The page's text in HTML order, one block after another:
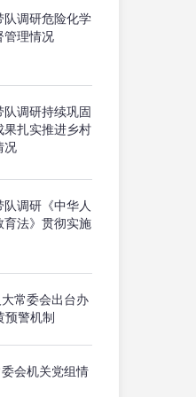
队调研危险化学
管理情况
调研持续巩固
果扎实推进乡村
况
调研《中华人
育法》贯彻实施
大常委会出台办
预警机制
会机关党组情